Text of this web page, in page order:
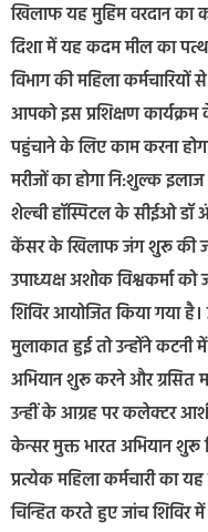
खिलाफ यह मुहिम वरदान का
दिशा में यह कदम मील का पत्थर
विभाग की महिला
आपको इस प्रशिक्षण
पहुंचाने के लिए काम करना
मरीजों का होगा नि:शुल्क इलाज
शेल्बी हॉस्पिटल के सीईओ डॉ
केंसर के खिलाफ जंग शुरू की
उपाध्यक्ष अशोक विश्वकर्मा
शिविर आयोजित किया गया है।
मुलाकात हुई तो उन्होंने
अभियान शुरू करने और ग्रसित
उन्हीं के आग्रह पर कलेक्टर
केन्सर मुक्त भारत अभियान शुरू
प्रत्येक महिला कर्मचारी का
चिन्हित करते हुए जांच शिविर